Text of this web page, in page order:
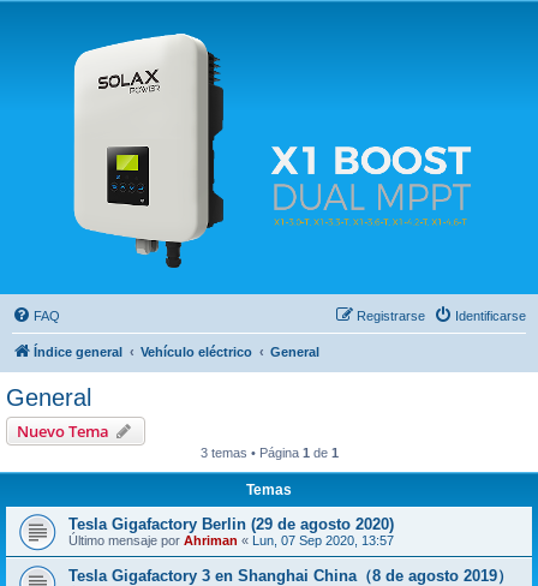
Solax FAQ
Lugar para intercambiar dudas sobre inversores solares Solax y temas relacionados.
FAQ Identificarse
Registrarse
Índice general Vehículo eléctrico General
General
Nuevo Tema
3 temas • Página 1 de 1
Temas
Tesla Gigafactory Berlin (29 de agosto 2020)
Último mensaje por Ahriman « Lun, 07 Sep 2020, 13:57
Tesla Gigafactory 3 en Shanghai China（8 de agosto 2019）